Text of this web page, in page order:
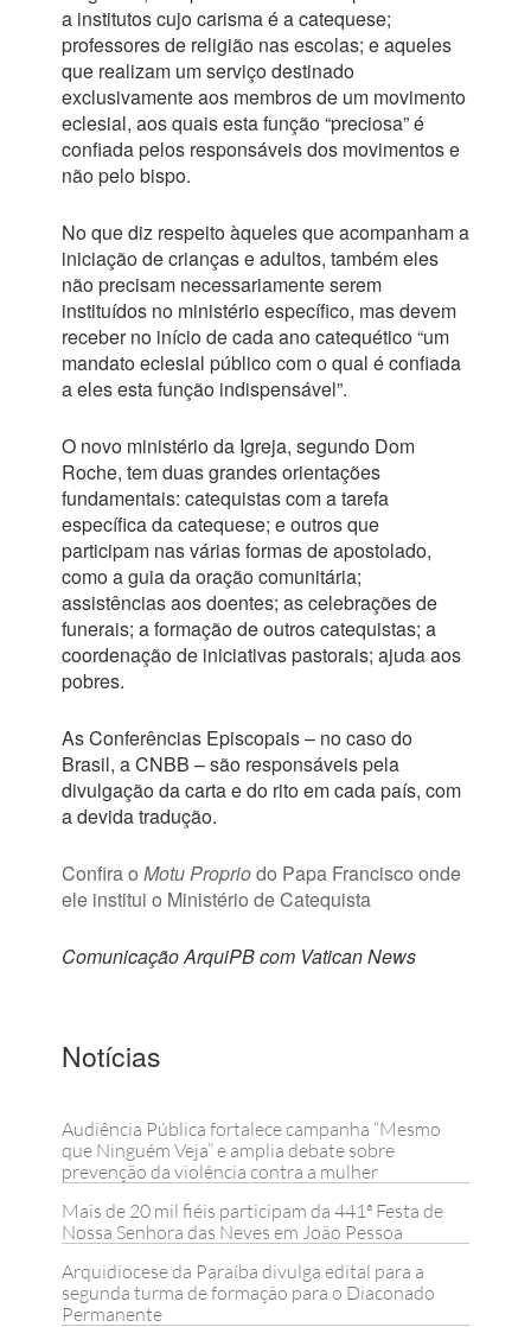
a institutos cujo carisma é a catequese;
professores de religião nas escolas; e aqueles
que realizam um serviço destinado
exclusivamente aos membros de um movimento
eclesial, aos quais esta função “preciosa” é
confiada pelos responsáveis dos movimentos e
não pelo bispo.
No que diz respeito àqueles que acompanham a
iniciação de crianças e adultos, também eles
não precisam necessariamente serem
instituídos no ministério específico, mas devem
receber no início de cada ano catequético “um
mandato eclesial público com o qual é confiada
a eles esta função indispensável”.
O novo ministério da Igreja, segundo Dom
Roche, tem duas grandes orientações
fundamentais: catequistas com a tarefa
específica da catequese; e outros que
participam nas várias formas de apostolado,
como a guia da oração comunitária;
assistências aos doentes; as celebrações de
funerais; a formação de outros catequistas; a
coordenação de iniciativas pastorais; ajuda aos
pobres.
As Conferências Episcopais – no caso do
Brasil, a CNBB – são responsáveis pela
divulgação da carta e do rito em cada país, com
a devida tradução.
Confira o Motu Propriodo Papa Francisco onde
ele institui o Ministério de Catequista
Comunicação ArquiPB com Vatican News
Notícias
Audiência Pública fortalece campanha “Mesmo
que Ninguém Veja” e amplia debate sobre
prevenção da violência contra a mulher
Mais de 20 mil fiéis participam da 441ª Festa de
Nossa Senhora das Neves em João Pessoa
Arquidiocese da Paraíba divulga edital para a
segunda turma de formação para o Diaconado
Permanente